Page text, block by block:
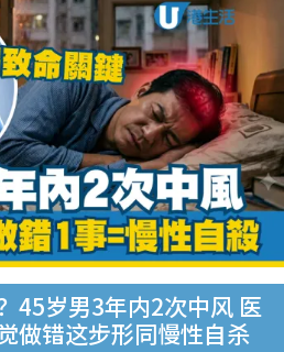
45岁男3年内2次中风 医
做错这步形同慢性自杀